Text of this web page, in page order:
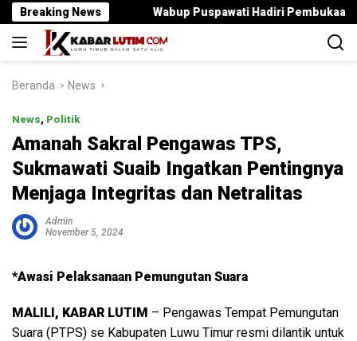
Langsung
ke
konten
Breaking NewsWabup Puspawati Hadiri Pembukaan PENAS
Beranda News
News, Politik
Amanah Sakral Pengawas TPS,
Sukmawati Suaib Ingatkan Pentingnya
Menjaga Integritas dan Netralitas
Admin
November 5, 2024
*Awasi Pelaksanaan Pemungutan Suara
MALILI, KABAR LUTIM – Pengawas Tempat Pemungutan
Suara (PTPS) se Kabupaten Luwu Timur resmi dilantik untuk